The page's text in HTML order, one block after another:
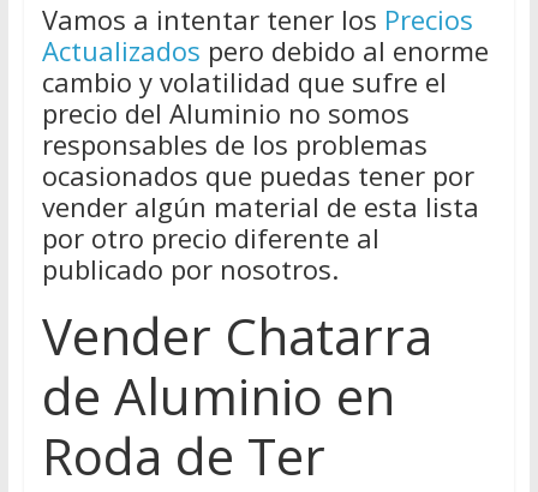
Vamos a intentar tener los Precios
Actualizados pero debido al enorme
cambio y volatilidad que sufre el
precio del Aluminio no somos
responsables de los problemas
ocasionados que puedas tener por
vender algún material de esta lista
por otro precio diferente al
publicado por nosotros.
Vender Chatarra
de Aluminio en
Roda de Ter